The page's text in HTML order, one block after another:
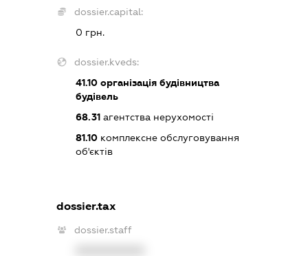
dossier.capital:
0 грн.
dossier.kveds:
41.10організація будівництва
будівель
68.31агентства нерухомості
81.10комплексне обслуговування
об'єктів
dossier.tax
dossier.staff